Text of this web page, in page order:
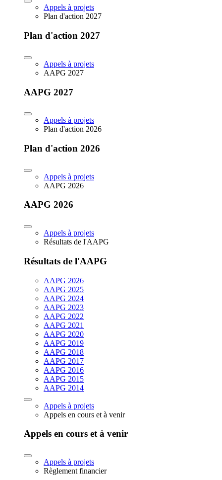
Appels à projets
Plan d'action 2027
Plan d'action 2027
Appels à projets
AAPG 2027
AAPG 2027
Appels à projets
Plan d'action 2026
Plan d'action 2026
Appels à projets
AAPG 2026
AAPG 2026
Appels à projets
Résultats de l'AAPG
Résultats de l'AAPG
AAPG 2026
AAPG 2025
AAPG 2024
AAPG 2023
AAPG 2022
AAPG 2021
AAPG 2020
AAPG 2019
AAPG 2018
AAPG 2017
AAPG 2016
AAPG 2015
AAPG 2014
Appels à projets
Appels en cours et à venir
Appels en cours et à venir
Appels à projets
Règlement financier